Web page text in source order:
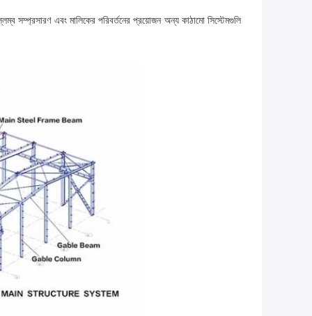
সম্প্রসারণ এবং মালিকের পরিবর্তনের প্রয়োজন অন্য কাঠামো সিস্টেমগুলি